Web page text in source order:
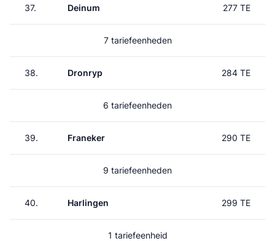
37. Deinum 277 TE
7 tariefeenheden
38. Dronryp 284 TE
6 tariefeenheden
39. Franeker 290 TE
9 tariefeenheden
40. Harlingen 299 TE
1 tariefeenheid